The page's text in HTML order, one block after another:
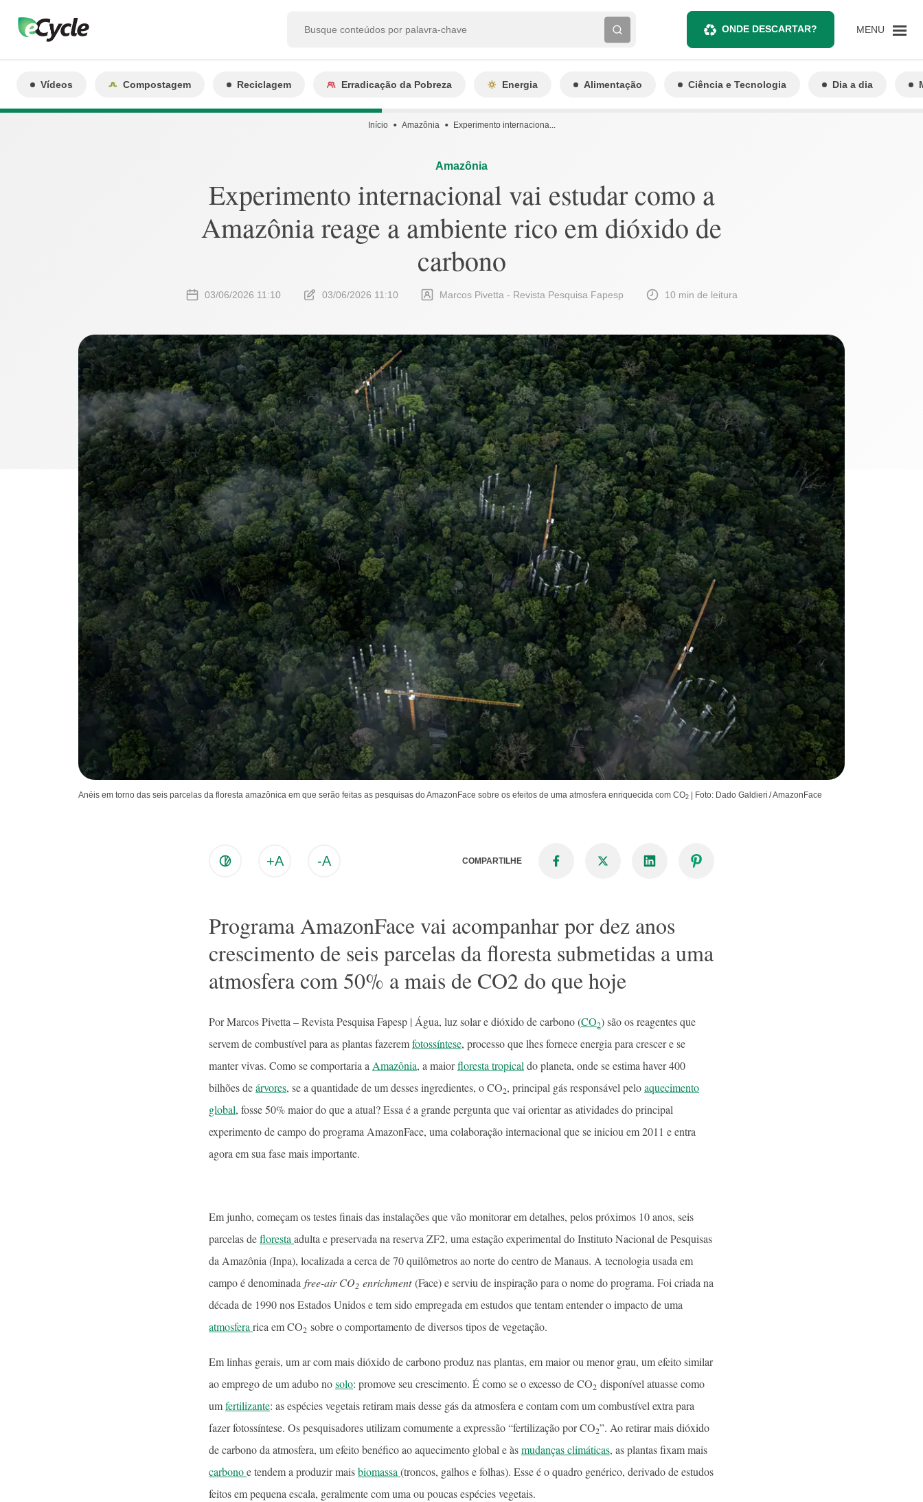
ONDE DESCARTAR? MENU
Vídeos Compostagem Reciclagem Erradicação da Pobreza Energia Alimentação Ciência e Tecnologia Dia a dia
Início Amazônia Experimento internaciona...
Amazônia
Experimento internacional vai estudar como a
Amazônia reage a ambiente rico em dióxido de
carbono
03/06/2026 11:10 03/06/2026 11:10 Marcos Pivetta - Revista Pesquisa Fapesp 10 min de leitura
Anéis em torno das seis parcelas da floresta amazônica em que serão feitas as pesquisas do AmazonFace sobre os efeitos de uma atmosfera enriquecida com CO2 | Foto: Dado Galdieri / AmazonFace
+A -A COMPARTILHE
Programa AmazonFace vai acompanhar por dez anos
crescimento de seis parcelas da floresta submetidas a uma
atmosfera com 50% a mais de CO2 do que hoje
Por Marcos Pivetta – Revista Pesquisa Fapesp | Água, luz solar e dióxido de carbono (CO2) são os reagentes que
servem de combustível para as plantas fazeremfotossíntese, processo que lhes fornece energia para crescer e se
manter vivas. Como se comportaria a Amazônia, a maiorfloresta tropical do planeta, onde se estima haver 400
bilhões deárvores, se a quantidade de um desses ingredientes, o CO2, principal gás responsável peloaquecimento
global, fosse 50% maior do que a atual? Essa é a grande pergunta que vai orientar as atividades do principal
experimento de campo do programa AmazonFace, uma colaboração internacional que se iniciou em 2011 e entra
agora em sua fase mais importante.
Em junho, começam os testes finais das instalações que vão monitorar em detalhes, pelos próximos 10 anos, seis
parcelas defloresta adulta e preservada na reserva ZF2, uma estação experimental do Instituto Nacional de Pesquisas
da Amazônia (Inpa), localizada a cerca de 70 quilômetros ao norte do centro de Manaus. A tecnologia usada em
campo é denominada free-air CO2 enrichment(Face) e serviu de inspiração para o nome do programa. Foi criada na
década de 1990 nos Estados Unidos e tem sido empregada em estudos que tentam entender o impacto de uma
atmosfera rica em CO2 sobre o comportamento de diversos tipos de vegetação.
Em linhas gerais, um ar com mais dióxido de carbono produz nas plantas, em maior ou menor grau, um efeito similar
ao emprego de um adubo nosolo: promove seu crescimento. É como se o excesso de CO2 disponível atuasse como
umfertilizante: as espécies vegetais retiram mais desse gás da atmosfera e contam com um combustível extra para
fazer fotossíntese. Os pesquisadores utilizam comumente a expressão “fertilização por CO2”. Ao retirar mais dióxido
de carbono da atmosfera, um efeito benéfico ao aquecimento global e àsmudanças climáticas, as plantas fixam mais
carbonoe tendem a produzir maisbiomassa(troncos, galhos e folhas). Esse é o quadro genérico, derivado de estudos
feitos em pequena escala, geralmente com uma ou poucas espécies vegetais.